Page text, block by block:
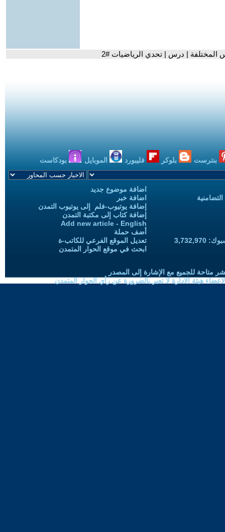
المختلفة | درس | تحدي الرياضيات #2
بنترست بلوكر فليبورد الموبايل بودكاست
اضافة موضوع جديد
اضافة خبر
إضافة يوتيوب-فلم إلى يوتيوب التمدن
إضافة كتاب إلى مكتبة التمدن
Add new article - English
أضف حملة
تعديل الموقع الفرعي للكاتب-ة
ابحث في موقع الحوار المتمدن
متاحة للجميع مع الإشارة إلى المصدر
هيئة الادارة لا تعبر بالضرورة عن رأي الحوار المتمدن